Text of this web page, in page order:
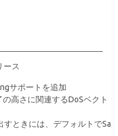
ース
サポートを追加
高さに関連するDoSベクト
ときには、デフォルトでSa